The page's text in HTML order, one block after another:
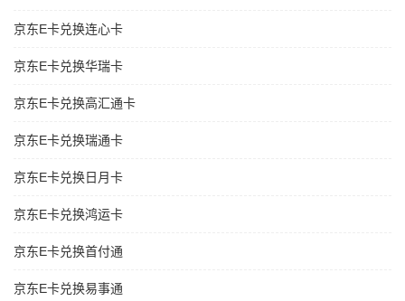
京东E卡兑换连心卡
京东E卡兑换华瑞卡
京东E卡兑换高汇通卡
京东E卡兑换瑞通卡
京东E卡兑换日月卡
京东E卡兑换鸿运卡
京东E卡兑换首付通
京东E卡兑换易事通